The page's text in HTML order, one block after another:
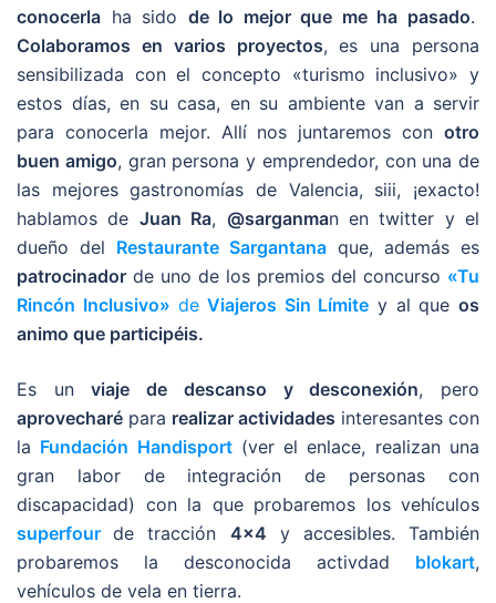
conocerla ha sido de lo mejor que me ha pasado.
Colaboramos en varios proyectos, es una persona
sensibilizada con el concepto «turismo inclusivo» y
estos días, en su casa, en su ambiente van a servir
para conocerla mejor. Allí nos juntaremos con otro
buen amigo, gran persona y emprendedor, con una de
las mejores gastronomías de Valencia, siii, ¡exacto!
hablamos de Juan Ra, @sarganman en twitter y el
dueño del Restaurante Sargantana que, además es
patrocinador de uno de los premios del concurso «Tu
Rincón Inclusivo» de Viajeros Sin Límite y al queos
animo que participéis.
Es unviaje de descanso y desconexión, pero
aprovecharé para realizar actividades interesantes con
la Fundación Handisport (ver el enlace, realizan una
gran labor de integración de personas con
discapacidad) con la que probaremos los vehículos
superfour de tracción 4×4 y accesibles. También
probaremos la desconocida activdad blokart,
vehículos de vela en tierra.